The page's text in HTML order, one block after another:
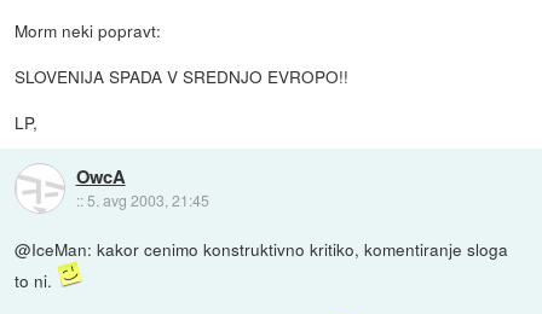
Morm neki popravt:
SLOVENIJA SPADA V SREDNJO EVROPO!!
LP,
OwcA
:: 5. avg 2003, 21:45
@IceMan: kakor cenimo konstruktivno kritiko, komentiranje sloga
to ni.